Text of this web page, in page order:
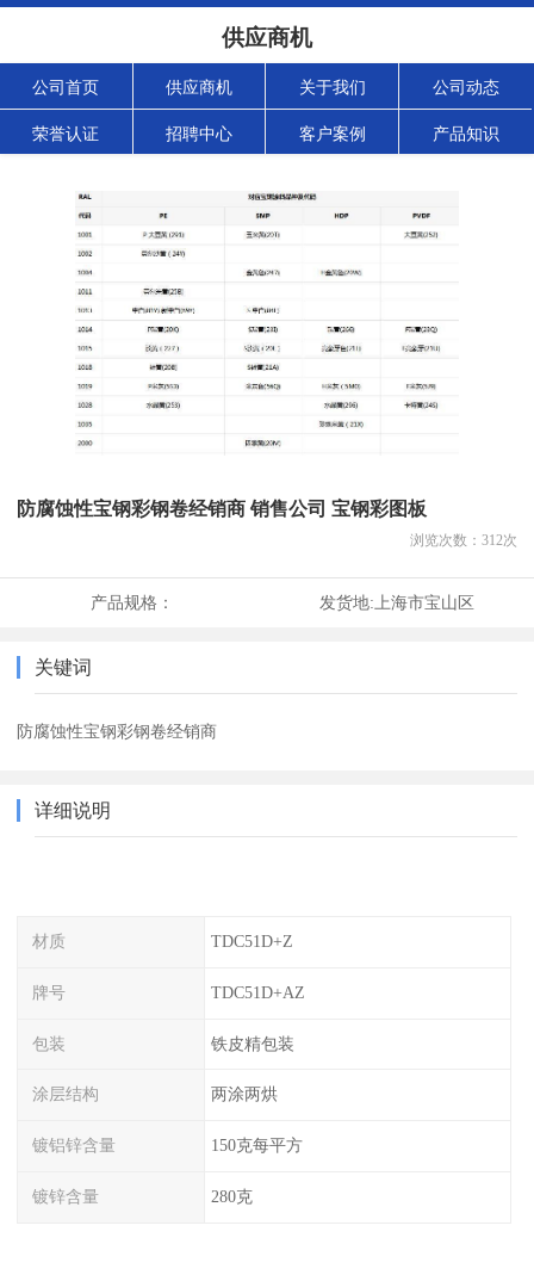
供应商机
公司首页 供应商机 关于我们 公司动态
荣誉认证 招聘中心 客户案例 产品知识
防腐蚀性宝钢彩钢卷经销商 销售公司 宝钢彩图板
浏览次数： 312次
产品规格： 发货地: 上海市宝山区
关键词
防腐蚀性宝钢彩钢卷经销商
详细说明
材质 TDC51D+Z
牌号 TDC51D+AZ
包装 铁皮精包装
涂层结构 两涂两烘
镀铝锌含量 150克每平方
镀锌含量 280克